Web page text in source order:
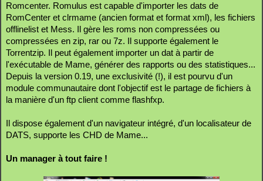
Romcenter. Romulus est capable d'importer les dats de
RomCenter et clrmame (ancien format et format xml), les fichiers
offlinelist et Mess. Il gère les roms non compressées ou
compressées en zip, rar ou 7z. Il supporte également le
Torrentzip. Il peut également importer un dat à partir de
l'exécutable de Mame, générer des rapports ou des statistiques...
Depuis la version 0.19, une exclusivité (!), il est pourvu d'un
module communautaire dont l'objectif est le partage de fichiers à
la manière d'un ftp client comme flashfxp.
Il dispose également d'un navigateur intégré, d'un localisateur de
DATS, supporte les CHD de Mame...
Un manager à tout faire !